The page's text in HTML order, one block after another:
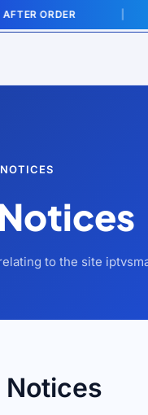
ORDER
to the site
Notices